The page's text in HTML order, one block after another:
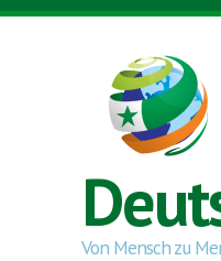
Direkt zum Inhalt
Von Mensch zu